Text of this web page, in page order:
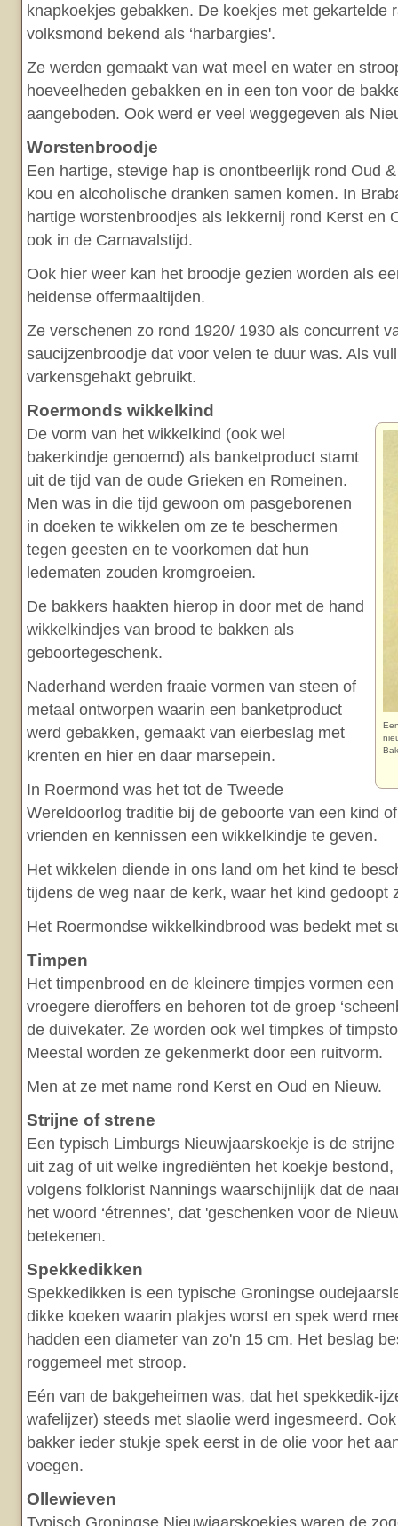
knapkoekjes gebakken. De koekjes met gekartelde
volksmond bekend als ‘harbargies'.
Ze werden gemaakt van wat meel en water en
hoeveelheden gebakken en in een ton voor de
aangeboden. Ook werd er veel weggegeven als
Worstenbroodje
Een hartige, stevige hap is onontbeerlijk rond Oud
kou en alcoholische dranken samen komen. In
hartige worstenbroodjes als lekkernij rond Kerst en
ook in de Carnavalstijd.
Ook hier weer kan het broodje gezien worden als
heidense offermaaltijden.
Ze verschenen zo rond 1920/ 1930 als concurrent
saucijzenbroodje dat voor velen te duur was. Als
varkensgehakt gebruikt.
Roermonds wikkelkind
De vorm van het wikkelkind (ook wel
bakerkindje genoemd) als banketproduct stamt
uit de tijd van de oude Grieken en Romeinen.
Men was in die tijd gewoon om pasgeborenen
in doeken te wikkelen om ze te beschermen
tegen geesten en te voorkomen dat hun
ledematen zouden kromgroeien.
De bakkers haakten hierop in door met de hand
wikkelkindjes van brood te bakken als
geboortegeschenk.
Naderhand werden fraaie vormen van steen of
metaal ontworpen waarin een banketproduct
werd gebakken, gemaakt van eierbeslag met
krenten en hier en daar marsepein.
In Roermond was het tot de Tweede
Wereldoorlog traditie bij de geboorte van een kind
vrienden en kennissen een wikkelkindje te geven.
Het wikkelen diende in ons land om het kind te
tijdens de weg naar de kerk, waar het kind gedoopt
Het Roermondse wikkelkindbrood was bedekt met
Timpen
Het timpenbrood en de kleinere timpjes vormen
vroegere dieroffers en behoren tot de groep
de duivekater. Ze worden ook wel timpkes of
Meestal worden ze gekenmerkt door een ruitvorm.
Men at ze met name rond Kerst en Oud en Nieuw.
Strijne of strene
Een typisch Limburgs Nieuwjaarskoekje is de
uit zag of uit welke ingrediënten het koekje
volgens folklorist Nannings waarschijnlijk dat de
het woord ‘étrennes', dat 'geschenken voor de
betekenen.
Spekkedikken
Spekkedikken is een typische Groningse
dikke koeken waarin plakjes worst en spek werd
hadden een diameter van zo'n 15 cm. Het beslag
roggemeel met stroop.
Eén van de bakgeheimen was, dat het spekkedik-
wafelijzer) steeds met slaolie werd ingesmeerd.
bakker ieder stukje spek eerst in de olie voor het
voegen.
Ollewieven
Typisch Groningse Nieuwjaarskoekjes waren de